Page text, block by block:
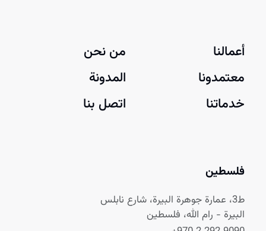
أعمالنا
معتمدونا
خدماتنا
من نحن
المدونة
اتصل بنا
فلسطين
ط3، عمارة جوهرة البيرة، شارع نابلس
البيرة - رام الله، فلسطين